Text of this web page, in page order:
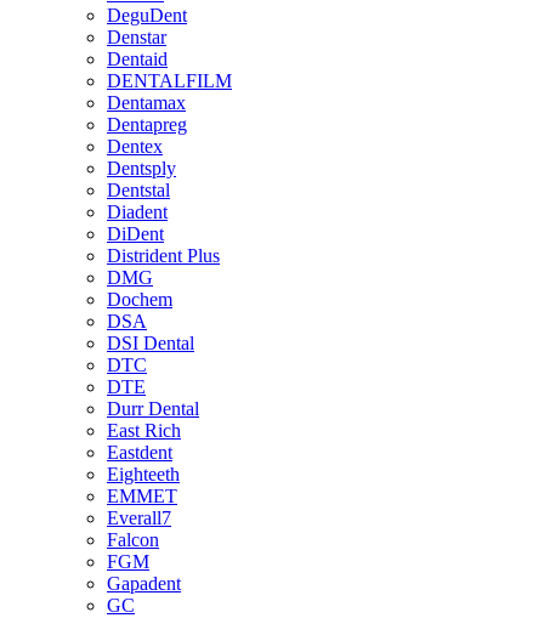
DeguDent
Denstar
Dentaid
DENTALFILM
Dentamax
Dentapreg
Dentex
Dentsply
Dentstal
Diadent
DiDent
Distrident Plus
DMG
Dochem
DSA
DSI Dental
DTC
DTE
Durr Dental
East Rich
Eastdent
Eighteeth
EMMET
Everall7
Falcon
FGM
Gapadent
GC